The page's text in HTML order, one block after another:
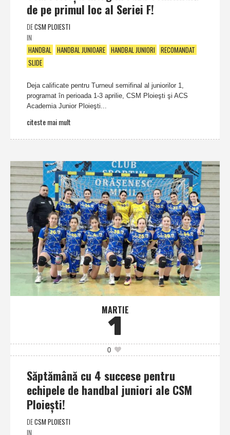
de pe primul loc al Seriei F!
DECSM PLOIESTI
IN
HANDBAL HANDBAL JUNIOARE HANDBAL JUNIORI RECOMANDAT
SLIDE
Deja calificate pentru Turneul semifinal al juniorilor 1,
programat în perioada 1-3 aprilie, CSM Ploieşti şi ACS
Academia Junior Ploieşti...
citeste mai mult
MARTIE
1
0
Săptămână cu 4 succese pentru
echipele de handbal juniori ale CSM
Ploieşti!
DECSM PLOIESTI
IN